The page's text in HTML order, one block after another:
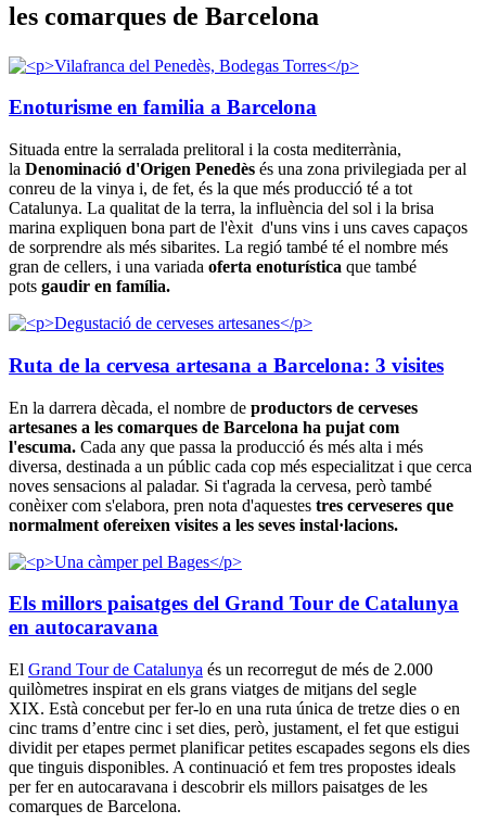
les comarques de Barcelona
Enoturisme en familia a Barcelona
Situada entre la serralada prelitoral i la costa mediterrània,
la Denominació d'Origen Penedès és una zona privilegiada per al
conreu de la vinya i, de fet, és la que més producció té a tot
Catalunya. La qualitat de la terra, la influència del sol i la brisa
marina expliquen bona part de l'èxit d'uns vins i uns caves capaços
de sorprendre als més sibarites. La regió també té el nombre més
gran de cellers, i una variada oferta enoturística que també
pots gaudir en família.
Ruta de la cervesa artesana a Barcelona: 3 visites
En la darrera dècada, el nombre de productors de cerveses
artesanes a les comarques de Barcelona ha pujat com
l'escuma. Cada any que passa la producció és més alta i més
diversa, destinada a un públic cada cop més especialitzat i que cerca
noves sensacions al paladar. Si t'agrada la cervesa, però també
conèixer com s'elabora, pren nota d'aquestes tres cerveseres que
normalment ofereixen visites a les seves instal·lacions.
Els millors paisatges del Grand Tour de Catalunya
en autocaravana
El Grand Tour de Catalunya és un recorregut de més de 2.000
quilòmetres inspirat en els grans viatges de mitjans del segle
XIX. Està concebut per fer-lo en una ruta única de tretze dies o en
cinc trams d’entre cinc i set dies, però, justament, el fet que estigui
dividit per etapes permet planificar petites escapades segons els dies
que tinguis disponibles. A continuació et fem tres propostes ideals
per fer en autocaravana i descobrir els millors paisatges de les
comarques de Barcelona.